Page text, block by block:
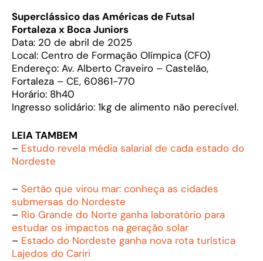
Superclássico das Américas de Futsal
Fortaleza x Boca Juniors
Data: 20 de abril de 2025
Local: Centro de Formação Olímpica (CFO)
Endereço: Av. Alberto Craveiro – Castelão,
Fortaleza – CE, 60861-770
Horário: 8h40
Ingresso solidário: 1kg de alimento não perecível.
LEIA TAMBEM
– Estudo revela média salarial de cada estado do
Nordeste
– Sertão que virou mar: conheça as cidades
submersas do Nordeste
– Rio Grande do Norte ganha laboratório para
estudar os impactos na geração solar
– Estado do Nordeste ganha nova rota turística
Lajedos do Cariri